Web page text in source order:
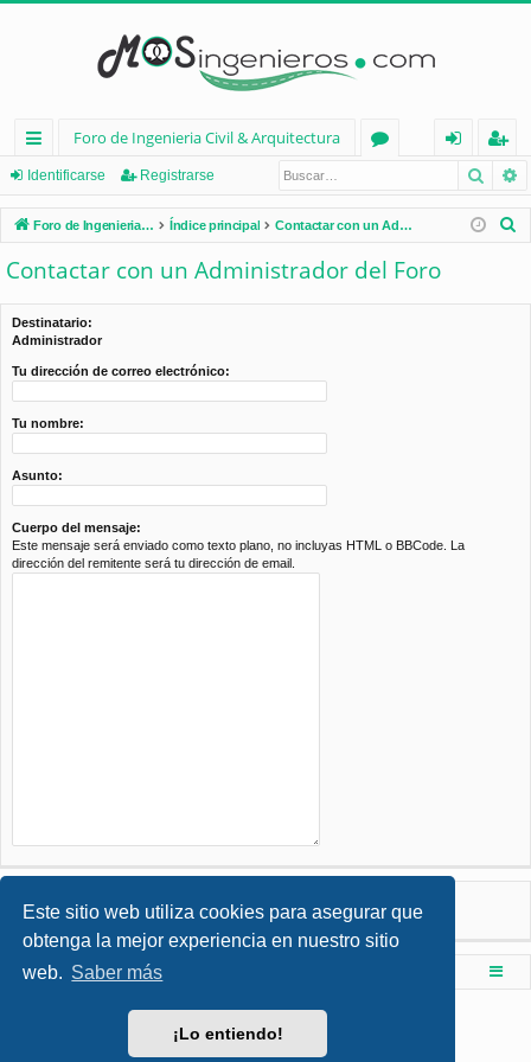
Este sitio web utiliza cookies para asegurar que
obtenga la mejor experiencia en nuestro sitio
web. Saber más
¡Lo entiendo!
nl
ac
es
rá
pi
Foro de Ingenieria Civil & Arquitectura
os
nt
ifi
eg
ist
ra
Identificarse Registrarse
Foro de Ingenieria Civil & Arquitectura Índice principal Contactar con un Administrador del Foro
c
Contactar con un Administrador del Foro
Destinatario:
Administrador
Tu dirección de correo electrónico:
Tu nombre:
Asunto:
Cuerpo del mensaje:
Este mensaje será enviado como texto plano, no incluyas HTML o BBCode. La
dirección del remitente será tu dirección de email.
Foro de Ingenieria Civil & Arquitectura
Desarrollado porphpBB® Forum Software © phpBB Limited
Style porArty- phpBB 3.3 por MrGaby
phpBB España